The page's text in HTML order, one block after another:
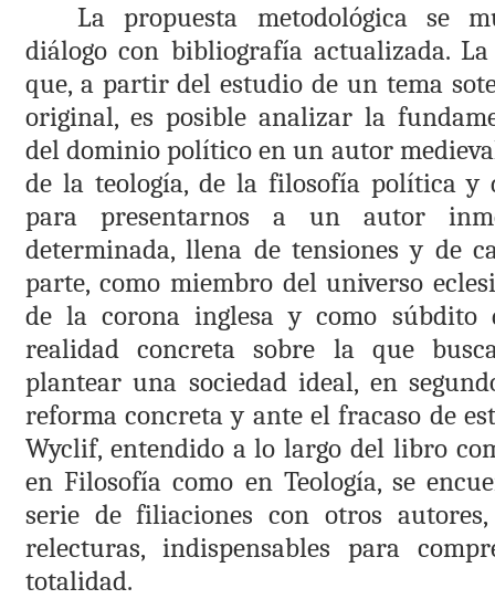
La propuesta metodológica se
diálogo con bibliografía actualizada.
que, a partir del estudio de un tema
original, es posible analizar la
del dominio político en un autor
de la teología, de la filosofía política
para presentarnos a un autor
determinada, llena de tensiones y de
parte, como miembro del universo
de la corona inglesa y como súbdito
realidad concreta sobre la que
plantear una sociedad ideal, en
reforma concreta y ante el fracaso de
Wyclif, entendido a lo largo del libro
en Filosofía como en Teología, se
serie de filiaciones con otros
relecturas, indispensables para
totalidad.